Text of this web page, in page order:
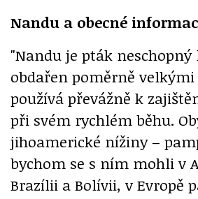
Nandu a obecné
"Nandu je pták
obdařen poměrně
používá převážně k
při svém rychlém běhu.
jihoamerické nížiny –
bychom se s ním mohli v
Brazílii a Bolívii, v Evropě